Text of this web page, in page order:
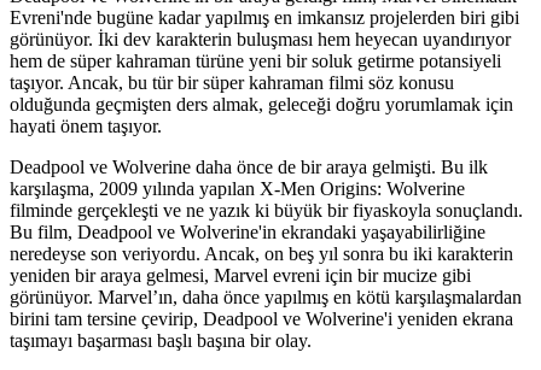
Evreni'nde bugüne kadar yapılmış en imkansız projelerden biri gibi
görünüyor. İki dev karakterin buluşması hem heyecan uyandırıyor
hem de süper kahraman türüne yeni bir soluk getirme potansiyeli
taşıyor. Ancak, bu tür bir süper kahraman filmi söz konusu
olduğunda geçmişten ders almak, geleceği doğru yorumlamak için
hayati önem taşıyor.
Deadpool ve Wolverine daha önce de bir araya gelmişti. Bu ilk
karşılaşma, 2009 yılında yapılan X-Men Origins: Wolverine
filminde gerçekleşti ve ne yazık ki büyük bir fiyaskoyla sonuçlandı.
Bu film, Deadpool ve Wolverine'in ekrandaki yaşayabilirliğine
neredeyse son veriyordu. Ancak, on beş yıl sonra bu iki karakterin
yeniden bir araya gelmesi, Marvel evreni için bir mucize gibi
görünüyor. Marvel’ın, daha önce yapılmış en kötü karşılaşmalardan
birini tam tersine çevirip, Deadpool ve Wolverine'i yeniden ekrana
taşımayı başarması başlı başına bir olay.